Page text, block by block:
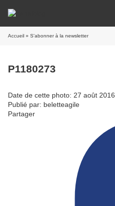
Accueil » S'abonner à la newsletter
P1180273
Date de cette photo: 27 août 2016
Publié par: beletteagile
Partager